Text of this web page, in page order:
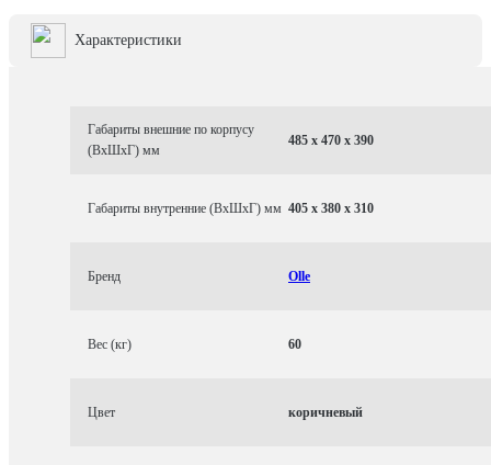
Характеристики
Габариты внешние по корпусу
(ВхШхГ) мм
485 x 470 x 390
Габариты внутренние (ВхШхГ) мм 405 x 380 x 310
Бренд Olle
Вес (кг) 60
Цвет коричневый